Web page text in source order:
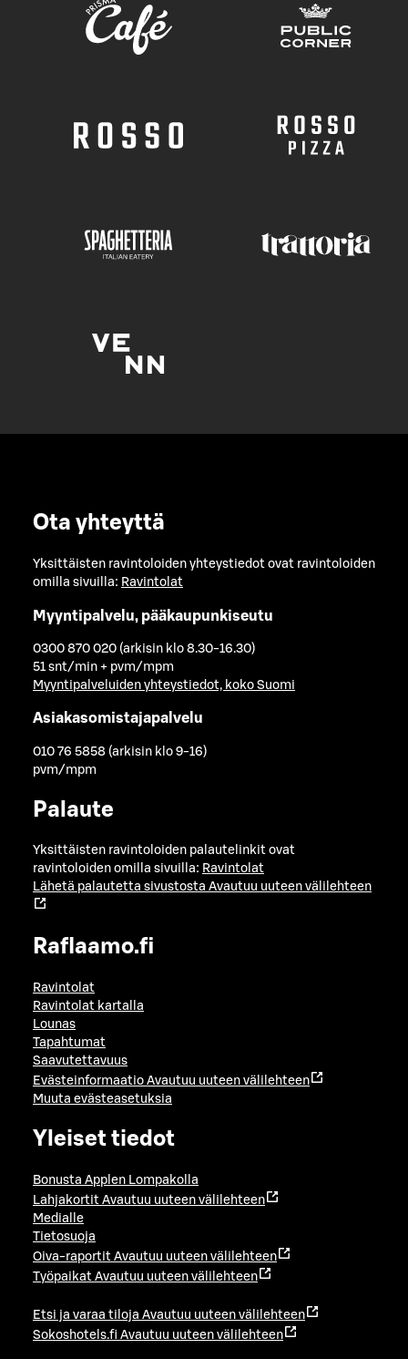
Ota yhteyttä
Yksittäisten ravintoloiden yhteystiedot ovat ravintoloiden
omilla sivuilla: Ravintolat
Myyntipalvelu, pääkaupunkiseutu
0300 870 020 (arkisin klo 8.30-16.30)
51 snt/min + pvm/mpm
Myyntipalveluiden yhteystiedot, koko Suomi
Asiakasomistajapalvelu
010 76 5858 (arkisin klo 9-16)
pvm/mpm
Palaute
Yksittäisten ravintoloiden palautelinkit ovat
ravintoloiden omilla sivuilla: Ravintolat
Lähetä palautetta sivustosta Avautuu uuteen välilehteen
Raflaamo.fi
Ravintolat
Ravintolat kartalla
Lounas
Tapahtumat
Saavutettavuus
Evästeinformaatio Avautuu uuteen välilehteen
Muuta evästeasetuksia
Yleiset tiedot
Bonusta Applen Lompakolla
Lahjakortit Avautuu uuteen välilehteen
Medialle
Tietosuoja
Oiva-raportit Avautuu uuteen välilehteen
Työpaikat Avautuu uuteen välilehteen
Etsi ja varaa tiloja Avautuu uuteen välilehteen
Sokoshotels.fi Avautuu uuteen välilehteen